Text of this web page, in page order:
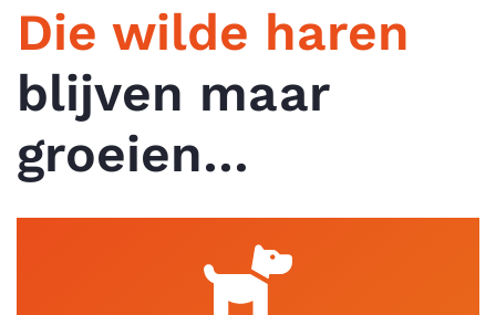
Die wilde haren
blijven maar
groeien…